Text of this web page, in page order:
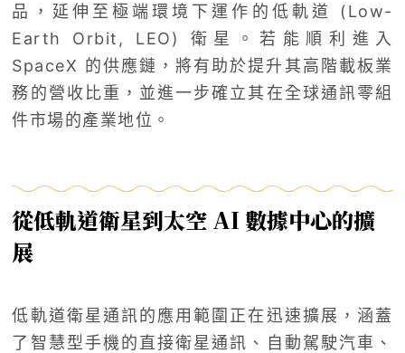
品，延伸至極端環境下運作的低軌道 (Low-
Earth Orbit, LEO) 衛星。若能順利進入
SpaceX 的供應鏈，將有助於提升其高階載板業
務的營收比重，並進一步確立其在全球通訊零組
件市場的產業地位。
從低軌道衛星到太空 AI 數據中心的擴
展
低軌道衛星通訊的應用範圍正在迅速擴展，涵蓋
了智慧型手機的直接衛星通訊、自動駕駛汽車、